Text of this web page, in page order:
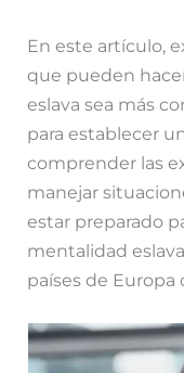
En este artículo,
que pueden
eslava sea más
para establecer
comprender las
manejar
estar preparado
mentalidad
países de Europa